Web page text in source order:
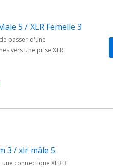
5 / XLR Femelle 3
passer d'une
vers une prise XLR
3 / xlr mâle 5
connectique XLR 3